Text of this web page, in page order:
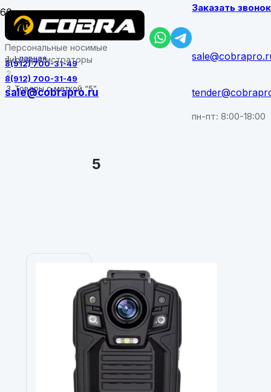
Персональные носимые
видеорегистраторы
Заказать звонок
пн-пт: 8:00-18:00
8(912) 700-31-49
8(912) 700-31-49
sale@cobrapro.ru
Главная
Товары с меткой “5”
5